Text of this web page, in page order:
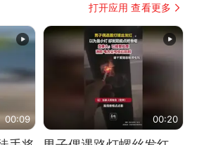
打开应用 查看更多
00:09 00:20